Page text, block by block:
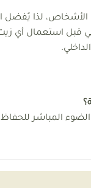
لذا يُفضل
قبل استعمال أي
المباشر